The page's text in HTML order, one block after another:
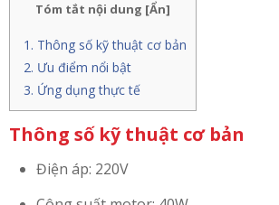
Tóm tắt nội dung [Ẩn]
Thông số kỹ thuật cơ bản
Ưu điểm nổi bật
Ứng dụng thực tế
Thông số kỹ thuật cơ bản
Điện áp: 220V